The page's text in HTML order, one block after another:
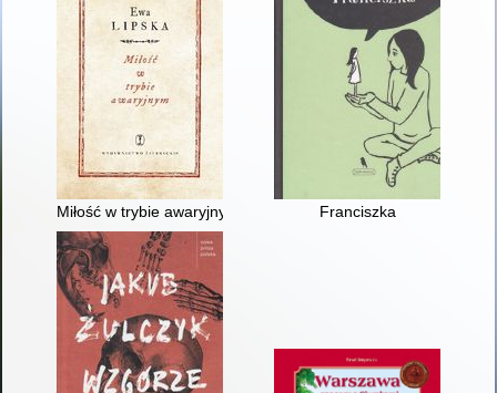
Miłość w trybie awaryjnym Franciszka